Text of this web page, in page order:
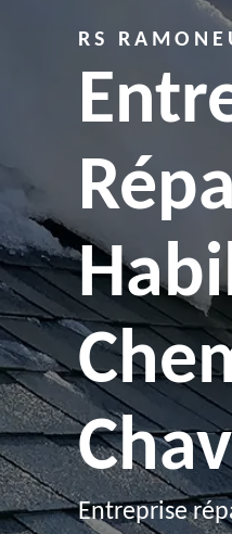
RS
Entreprise